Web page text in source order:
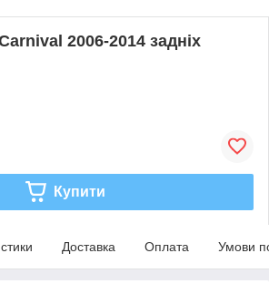
2006-2014 задніх
Купити
Доставка Оплата Умови